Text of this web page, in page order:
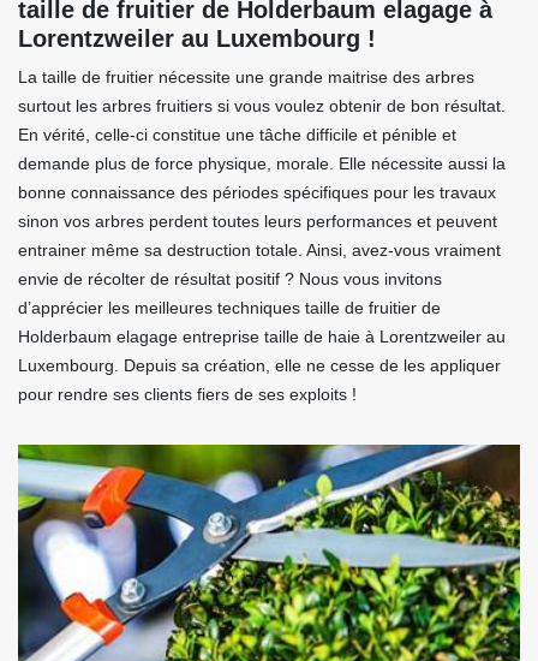
taille de fruitier de Holderbaum elagage à
Lorentzweiler au Luxembourg !
La taille de fruitier nécessite une grande maitrise des arbres
surtout les arbres fruitiers si vous voulez obtenir de bon résultat.
En vérité, celle-ci constitue une tâche difficile et pénible et
demande plus de force physique, morale. Elle nécessite aussi la
bonne connaissance des périodes spécifiques pour les travaux
sinon vos arbres perdent toutes leurs performances et peuvent
entrainer même sa destruction totale. Ainsi, avez-vous vraiment
envie de récolter de résultat positif ? Nous vous invitons
d’apprécier les meilleures techniques taille de fruitier de
Holderbaum elagage entreprise taille de haie à Lorentzweiler au
Luxembourg. Depuis sa création, elle ne cesse de les appliquer
pour rendre ses clients fiers de ses exploits !